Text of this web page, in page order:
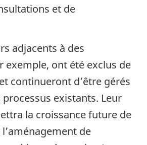
et de
adjacents à des
exemple, ont été exclus de
continueront d’être gérés
existants. Leur
la croissance future de
de